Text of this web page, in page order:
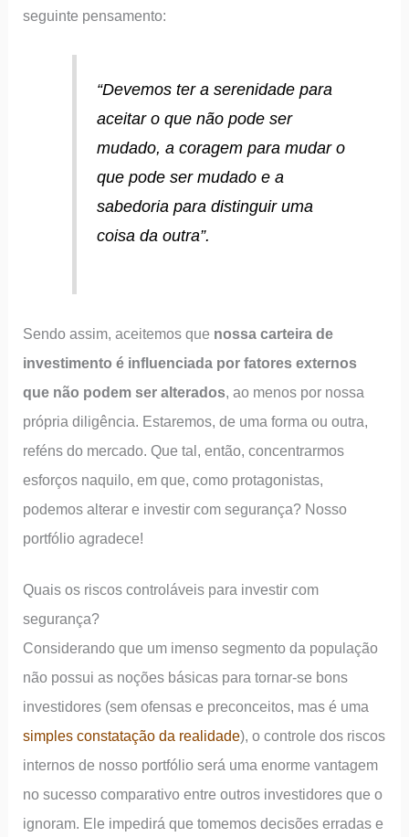
seguinte pensamento:
“Devemos ter a serenidade para
aceitar o que não pode ser
mudado, a coragem para mudar o
que pode ser mudado e a
sabedoria para distinguir uma
coisa da outra”.
Sendo assim, aceitemos que nossa carteira de
investimento é influenciada por fatores externos
que não podem ser alterados, ao menos por nossa
própria diligência. Estaremos, de uma forma ou outra,
reféns do mercado. Que tal, então, concentrarmos
esforços naquilo, em que, como protagonistas,
podemos alterar e investir com segurança? Nosso
portfólio agradece!
Quais os riscos controláveis para investir com
segurança?
Considerando que um imenso segmento da população
não possui as noções básicas para tornar-se bons
investidores (sem ofensas e preconceitos, mas é uma
simples constatação da realidade), o controle dos riscos
internos de nosso portfólio será uma enorme vantagem
no sucesso comparativo entre outros investidores que o
ignoram. Ele impedirá que tomemos decisões erradas e